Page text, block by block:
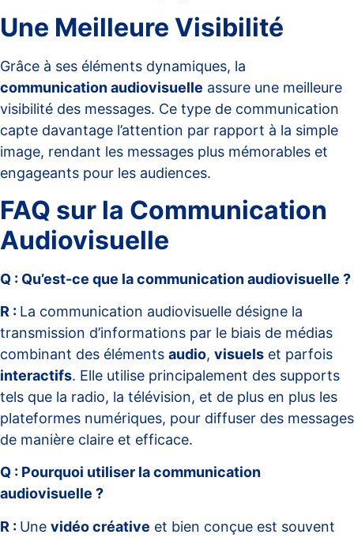
Une Meilleure Visibilité
Grâce à ses éléments dynamiques, la
communication audiovisuelle assure une meilleure
visibilité des messages. Ce type de communication
capte davantage l’attention par rapport à la simple
image, rendant les messages plus mémorables et
engageants pour les audiences.
FAQ sur la Communication
Audiovisuelle
Q : Qu’est-ce que la communication audiovisuelle ?
R : La communication audiovisuelle désigne la
transmission d’informations par le biais de médias
combinant des éléments audio, visuels et parfois
interactifs. Elle utilise principalement des supports
tels que la radio, la télévision, et de plus en plus les
plateformes numériques, pour diffuser des messages
de manière claire et efficace.
Q : Pourquoi utiliser la communication
audiovisuelle ?
R : Une vidéo créative et bien conçue est souvent